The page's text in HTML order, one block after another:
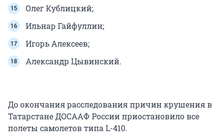
Олег Кублицкий;
Ильнар Гайфуллин;
Игорь Алексеев;
Александр Цывинский.
До окончания расследования причин крушения в
Татарстане ДОСААФ России приостановило все
полеты самолетов типа L-410.